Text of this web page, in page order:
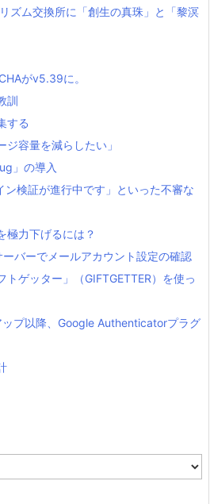
ズム交換所に「創生の真珠」と「黎溟
がv5.39に。
訓
する
ジ容量を減らしたい」
」の導入
ン検証が進行中です」といった不審な
極力下げるには？
バーでメールアカウント設定の確認
ゲッター」（GIFTGETTER）を使っ
プ以降、Google Authenticatorプラグ